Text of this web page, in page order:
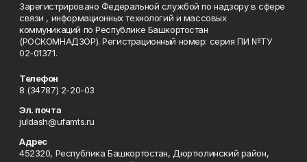
Зарегистрировано Федеральной службой по надзору в сфере
связи , информационных технологий и массовых
коммуникаций по Республике Башкортостан
(РОСКОМНАДЗОР). Регистрационный номер: серия ПИ №ТУ
02-01371.
Телефон
8 (34787) 2-20-03
Эл. почта
juldash@ufamts.ru
Адрес
452320, Республика Башкортостан, Дюртюлинский район,